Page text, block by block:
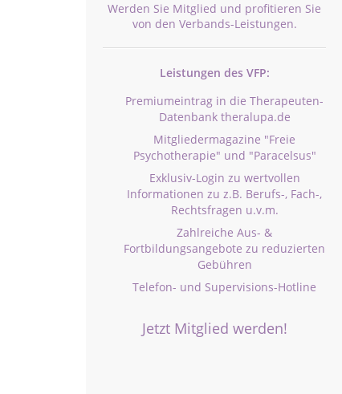
Werden Sie Mitglied und profitieren Sie
von den Verbands-Leistungen.
Leistungen des VFP:
Premiumeintrag in die Therapeuten-
Datenbank theralupa.de
Mitgliedermagazine "Freie
Psychotherapie" und "Paracelsus"
Exklusiv-Login zu wertvollen
Informationen zu z.B. Berufs-, Fach-,
Rechtsfragen u.v.m.
Zahlreiche Aus- &
Fortbildungsangebote zu reduzierten
Gebühren
Telefon- und Supervisions-Hotline
Jetzt Mitglied werden!